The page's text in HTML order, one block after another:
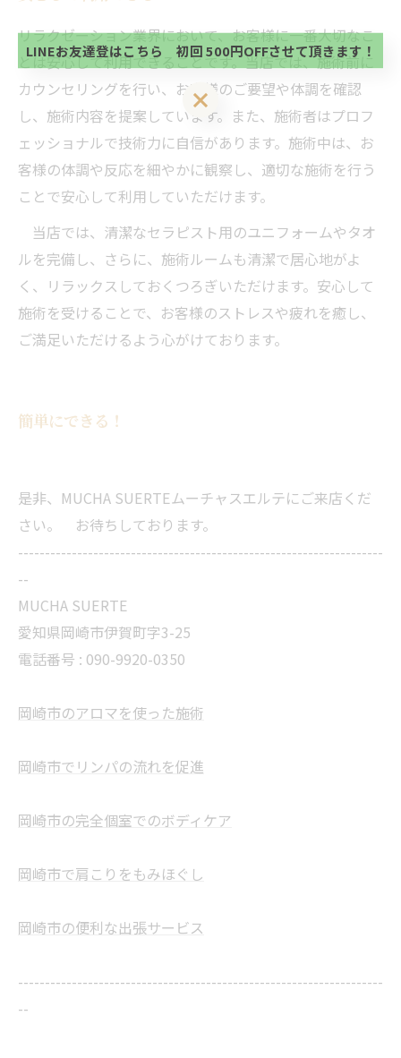
リラクゼーション業界において、お客様に一番大切なこ
とは安心して利用できることです。当店では、施術前に
カウンセリングを行い、お客様のご要望や体調を確認
し、施術内容を提案しています。また、施術者はプロフ
ェッショナルで技術力に自信があります。施術中は、お
客様の体調や反応を細やかに観察し、適切な施術を行う
ことで安心して利用していただけます。
当店では、清潔なセラピスト用のユニフォームやタオ
ルを完備し、さらに、施術ルームも清潔で居心地がよ
く、リラックスしておくつろぎいただけます。安心して
施術を受けることで、お客様のストレスや疲れを癒し、
ご満足いただけるよう心がけております。
簡単にできる！
是非、MUCHA SUERTEムーチャスエルテにご来店くだ
さい。 お待ちしております。
--------------------------------------------------------------------
--
MUCHA SUERTE
愛知県岡崎市伊賀町字3-25
電話番号 : 090-9920-0350
岡崎市のアロマを使った施術
岡崎市でリンパの流れを促進
岡崎市の完全個室でのボディケア
岡崎市で肩こりをもみほぐし
岡崎市の便利な出張サービス
--------------------------------------------------------------------
--
初回 500円OFFさせて頂きます。 既に 追加済の
方、不必要な方 お手数ですが、✖印でお閉じ下さ
い。
LINEお友達登はこちら 初回 500円OFFさせて頂きます！
LINEお友達登はこちら 初回 500円OFFさせて頂きます！